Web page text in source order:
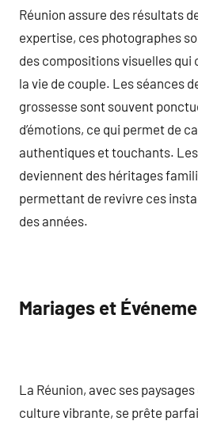
Réunion assure des résultats
expertise, ces photographes
des compositions visuelles
la vie de couple. Les séances
grossesse sont souvent
d’émotions, ce qui permet de
authentiques et touchants.
deviennent des héritages
permettant de revivre ces
des années.
Mariages et
La Réunion, avec ses
culture vibrante, se prête